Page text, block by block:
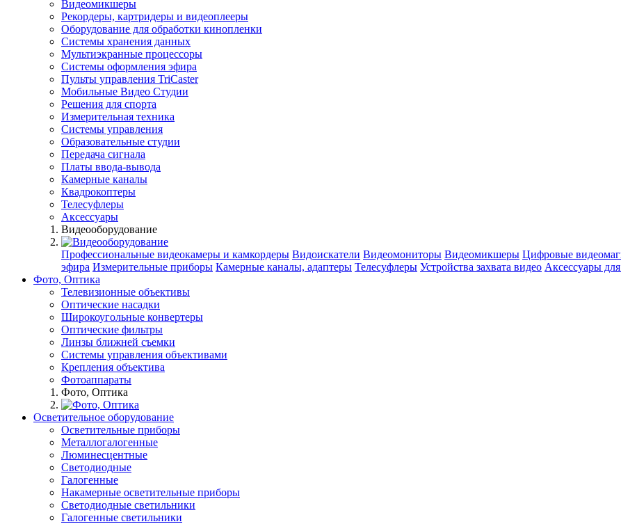
Видеомикшеры
Рекордеры, картридеры и видеоплееры
Оборудование для обработки кинопленки
Системы хранения данных
Мультиэкранные процессоры
Системы оформления эфира
Пульты управления TriCaster
Мобильные Видео Студии
Решения для спорта
Измерительная техника
Системы управления
Образовательные студии
Передача сигнала
Платы ввода-вывода
Камерные каналы
Квадрокоптеры
Телесуфлеры
Аксессуары
Видеооборудование
Профессиональные видеокамеры и камкордеры Видоискатели Видеомониторы Видеомикшеры Цифровые
эфира Измерительные приборы Камерные каналы, адаптеры Телесуфлеры Устройства захвата видео Аксессуары
Фото, Оптика
Телевизионные объективы
Оптические насадки
Широкоугольные конвертеры
Оптические фильтры
Линзы ближней съемки
Системы управления объективами
Крепления объектива
Фотоаппараты
Фото, Оптика
Осветительное оборудование
Осветительные приборы
Металлогалогенные
Люминесцентные
Светодиодные
Галогенные
Накамерные осветительные приборы
Светодиодные светильники
Галогенные светильники